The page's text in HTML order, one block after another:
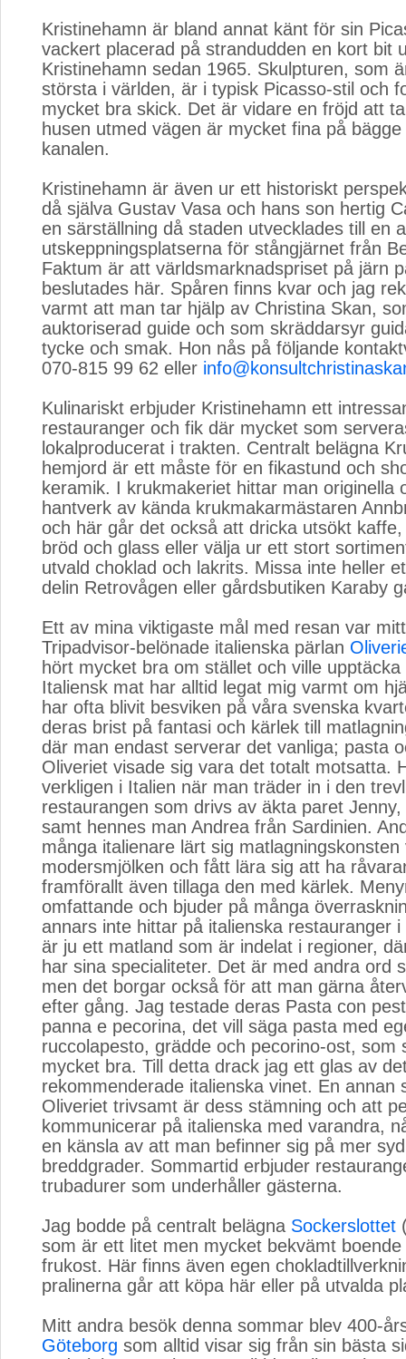
Kristinehamn är bland annat känt för sin
vackert placerad på strandudden en kort bit
Kristinehamn sedan 1965. Skulpturen, som
största i världen, är i typisk Picasso-stil och
mycket bra skick. Det är vidare en fröjd att
husen utmed vägen är mycket fina på
kanalen.
Kristinehamn är även ur ett historiskt
då själva Gustav Vasa och hans son hertig
en särställning då staden utvecklades till en
utskeppningsplatserna för stångjärnet från
Faktum är att världsmarknadspriset på järn
beslutades här. Spåren finns kvar och jag
varmt att man tar hjälp av Christina Skan,
auktoriserad guide och som skräddarsyr
tycke och smak. Hon nås på följande
070-815 99 62 eller
Kulinariskt erbjuder Kristinehamn ett
restauranger och fik där mycket som
lokalproducerat i trakten. Centralt belägna
hemjord är ett måste för en fikastund och
keramik. I krukmakeriet hittar man originella
hantverk av kända krukmakarmästaren
och här går det också att dricka utsökt
bröd och glass eller välja ur ett stort
utvald choklad och lakrits. Missa inte heller
delin Retrovågen eller gårdsbutiken Karaby
Ett av mina viktigaste mål med resan var
Tripadvisor-belönade italienska pärlan
hört mycket bra om stället och ville upptäcka
Italiensk mat har alltid legat mig varmt om
har ofta blivit besviken på våra svenska
deras brist på fantasi och kärlek till
där man endast serverar det vanliga; pasta
Oliveriet visade sig vara det totalt motsatta.
verkligen i Italien när man träder in i den
restaurangen som drivs av äkta paret
samt hennes man Andrea från Sardinien.
många italienare lärt sig matlagningskonsten
modersmjölken och fått lära sig att ha
framförallt även tillaga den med kärlek.
omfattande och bjuder på många
annars inte hittar på italienska restauranger
är ju ett matland som är indelat i regioner,
har sina specialiteter. Det är med andra ord
men det borgar också för att man gärna
efter gång. Jag testade deras Pasta con
panna e pecorina, det vill säga pasta med
ruccolapesto, grädde och pecorino-ost, som
mycket bra. Till detta drack jag ett glas av
rekommenderade italienska vinet. En annan
Oliveriet trivsamt är dess stämning och att
kommunicerar på italienska med varandra,
en känsla av att man befinner sig på mer
breddgrader. Sommartid erbjuder
trubadurer som underhåller gästerna.
Jag bodde på centralt belägna Sockerslottet
som är ett litet men mycket bekvämt
frukost. Här finns även egen
pralinerna går att köpa här eller på utvalda
Mitt andra besök denna sommar blev 400-
Göteborg som alltid visar sig från sin bästa